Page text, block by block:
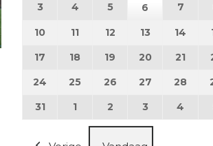
3 3 augustus 2026
4 4 augustus 2026
55 augustus 2026
6 6 augustus
7 7
10 10 augustus 2026
11 11 augustus 2026
12 12 augustus 2026
13 13 augustus
14 14
17 17 augustus 2026
18 18 augustus 2026
19 19 augustus 2026
20 20 21 21
24 24 augustus 2026
25 25 augustus 2026
26 26 augustus 2026
27 27 28 28
3131 augustus 2026
1 1 september 2026
2 2 september 2026
3 3 4 4